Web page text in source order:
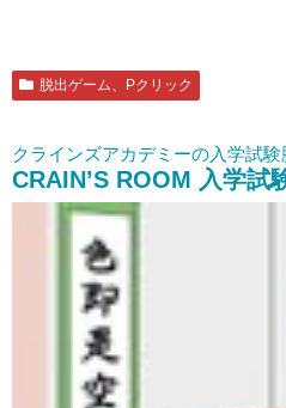
脱出ゲーム、Pクリック
クラインズアカデミーの入学試験
CRAIN’S ROOM 入学試